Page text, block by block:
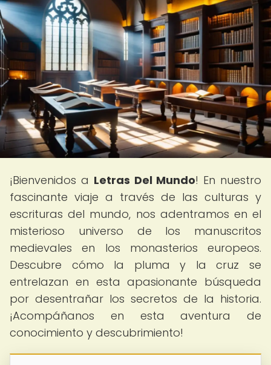
¡Bienvenidos a Letras Del Mundo! En nuestro
fascinante viaje a través de las culturas y
escrituras del mundo, nos adentramos en el
misterioso universo de los manuscritos
medievales en los monasterios europeos.
Descubre cómo la pluma y la cruz se
entrelazan en esta apasionante búsqueda
por desentrañar los secretos de la historia.
¡Acompáñanos en esta aventura de
conocimiento y descubrimiento!